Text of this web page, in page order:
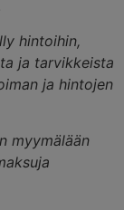
hintoihin,
ja tarvikkeista
ja hintojen
myymälään